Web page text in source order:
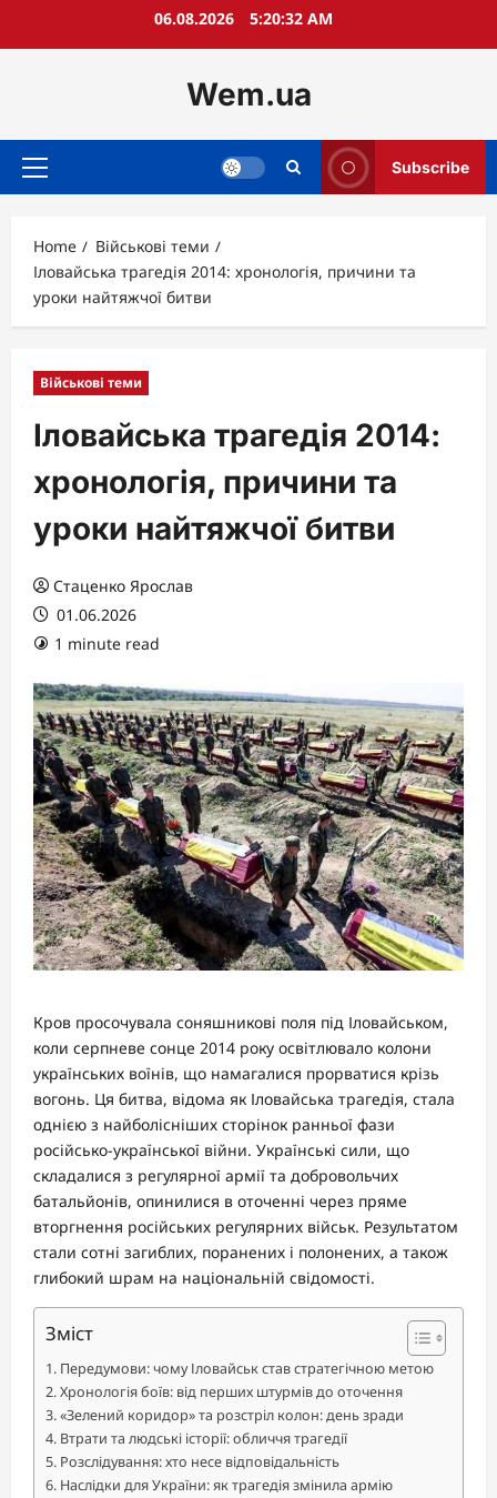
06.08.2026 5:20:33 AM
Wem.ua
Primary
Subscribe
Home
Військові теми
Іловайська трагедія 2014: хронологія, причини та
уроки найтяжчої битви
Військові теми
Іловайська трагедія 2014:
хронологія, причини та
уроки найтяжчої битви
Стаценко Ярослав
01.06.2026
1 minute read
Кров просочувала соняшникові поля під Іловайськом,
коли серпневе сонце 2014 року освітлювало колони
українських воїнів, що намагалися прорватися крізь
вогонь. Ця битва, відома як Іловайська трагедія, стала
однією з найболісніших сторінок ранньої фази
російсько-української війни. Українські сили, що
складалися з регулярної армії та добровольчих
батальйонів, опинилися в оточенні через пряме
вторгнення російських регулярних військ. Результатом
стали сотні загиблих, поранених і полонених, а також
глибокий шрам на національній свідомості.
Зміст
Передумови: чому Іловайськ став стратегічною метою
Хронологія боїв: від перших штурмів до оточення
«Зелений коридор» та розстріл колон: день зради
Втрати та людські історії: обличчя трагедії
Розслідування: хто несе відповідальність
Наслідки для України: як трагедія змінила армію